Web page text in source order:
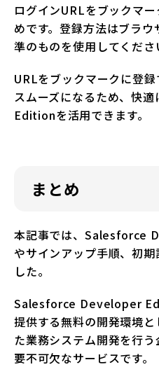
ログインURLをブックマ
めです。登録方法はブラ
準のものを使用してくださ
URLをブックマークに登
スムーズになるため、快
Editionを活用できます。
まとめ
本記事では、Salesforce
やサインアップ手順、初
した。
Salesforce Developer
提供する無料の開発環境
た業務システム開発を行
要不可欠なサービスです。